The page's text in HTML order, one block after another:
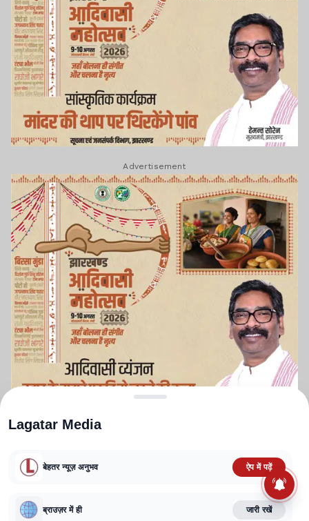
Advertisement
TERMS AND CONDITIONS
CORRECTIONS POLICY
FACT CHECKING POLICY
Lagatar Media
बेहतर न्यूज़ अनुभव ऐप में पढ़ें
ब्राउज़र में ही जारी रखें